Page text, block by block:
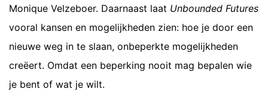
Monique Velzeboer. Daarnaast laat Unbounded Futures
vooral kansen en mogelijkheden zien: hoe je door een
nieuwe weg in te slaan, onbeperkte mogelijkheden
creëert. Omdat een beperking nooit mag bepalen wie
je bent of wat je wilt.